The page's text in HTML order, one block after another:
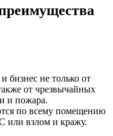
бизнес не только от
от чрезвычайных
и пожара.
по всему помещению
или взлом и кражу.